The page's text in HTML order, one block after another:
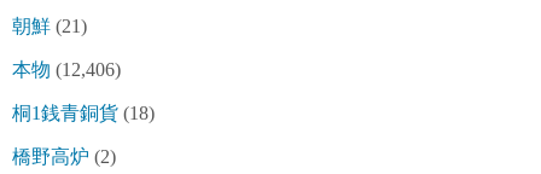
朝鮮 (21)
本物 (12,406)
桐1銭青銅貨 (18)
橋野高炉 (2)